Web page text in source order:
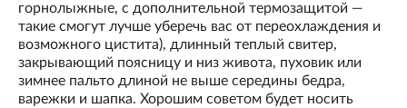
горнолыжные, с дополнительной термозащитой —
такие смогут лучше уберечь вас от переохлаждения и
возможного цистита), длинный теплый свитер,
закрывающий поясницу и низ живота, пуховик или
зимнее пальто длиной не выше середины бедра,
варежки и шапка. Хорошим советом будет носить